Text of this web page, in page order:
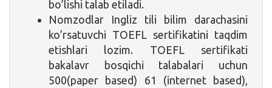
bo’lishi talab etiladi.
Nomzodlar Ingliz tili bilim darachasini
ko’rsatuvchi TOEFL sertifikatini taqdim
etishlari lozim. TOEFL sertifikati
bakalavr bosqichi talabalari uchun
500(paper based) 61 (internet based),